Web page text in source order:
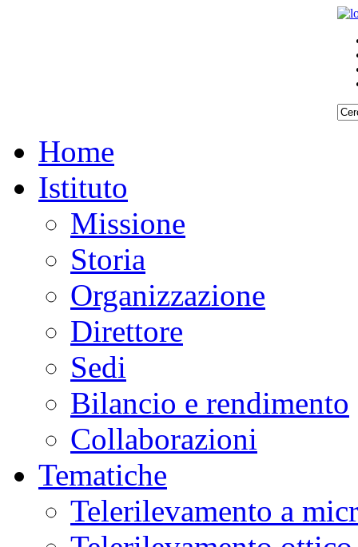
Home
Istituto
Missione
Storia
Organizzazione
Direttore
Sedi
Bilancio e rendimento
Collaborazioni
Tematiche
Telerilevamento a